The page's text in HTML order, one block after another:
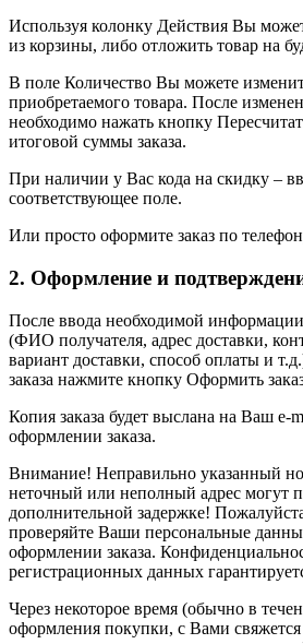
Используя колонку Действия Вы
из корзины, либо отложить товар на
В поле Количество Вы можете
приобретаемого товара. После
необходимо нажать кнопку
итоговой суммы заказа.
При наличии у Вас кода на скидку –
соответствующее поле.
Или просто оформите заказ по
2. Оформление и
После ввода необходимой информации
(ФИО получателя, адрес доставки,
вариант доставки, способ оплаты и
заказа нажмите кнопку Оформить
Копия заказа будет выслана на Ваш e-
оформлении заказа.
Внимание! Неправильно указанный
неточный или неполный адрес могут
дополнительной задержке!
проверяйте Ваши персональные
оформлении заказа.
регистрационных данных
Через некоторое время (обычно в
оформления покупки, с Вами